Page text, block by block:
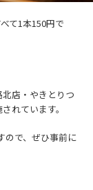
て1本150円で
店・やきとりつ
れています。
ので、ぜひ事前に